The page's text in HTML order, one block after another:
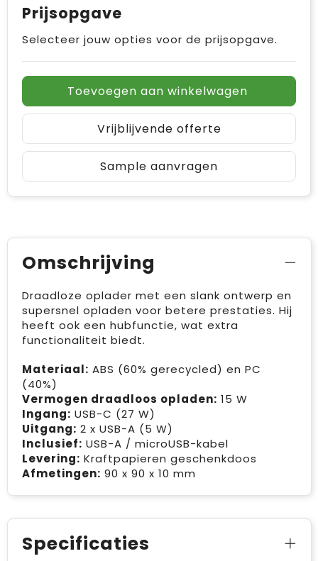
Prijsopgave
Selecteer jouw opties voor de prijsopgave.
Toevoegen aan winkelwagen
Vrijblijvende offerte
Sample aanvragen
Omschrijving
Draadloze oplader met een slank ontwerp en
supersnel opladen voor betere prestaties. Hij
heeft ook een hubfunctie, wat extra
functionaliteit biedt.
Materiaal: ABS (60% gerecycled) en PC
(40%)
Vermogen draadloos opladen: 15 W
Ingang: USB-C (27 W)
Uitgang: 2 x USB-A (5 W)
Inclusief: USB-A / microUSB-kabel
Levering: Kraftpapieren geschenkdoos
Afmetingen: 90 x 90 x 10 mm
Specificaties